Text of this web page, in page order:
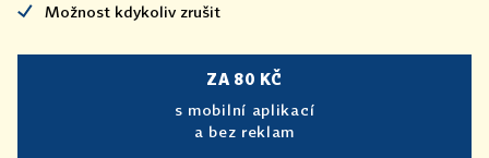
Možnost kdykoliv zrušit
ZA 80 KČ
s mobilní aplikací
a bez reklam